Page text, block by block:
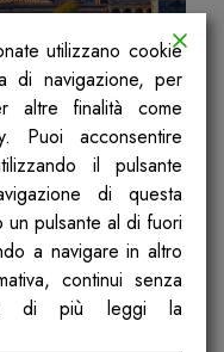
Pavia
Olona
utilizzano cookie
di navigazione, per
altre finalità come
Puoi acconsentire
il pulsante
di questa
pulsante al di fuori
a navigare in altro
continui senza
di più leggi la